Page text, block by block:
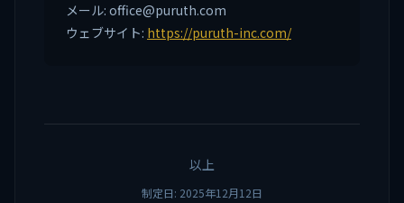
メール: office@puruth.com
ウェブサイト: https://puruth-inc.com/
以上
制定日: 2025年12月12日